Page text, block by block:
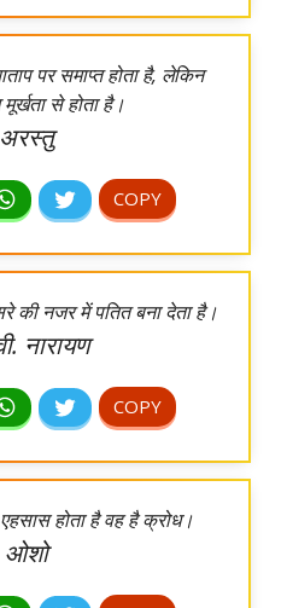
पर समाप्त होता है, लेकिन
से होता है।
की नजर में पतित बना देता है।
नारायण
होता है वह है क्रोध।
ओशो